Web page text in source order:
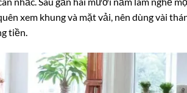
xem khung và mặt vải, nên dùng vài
tiền.